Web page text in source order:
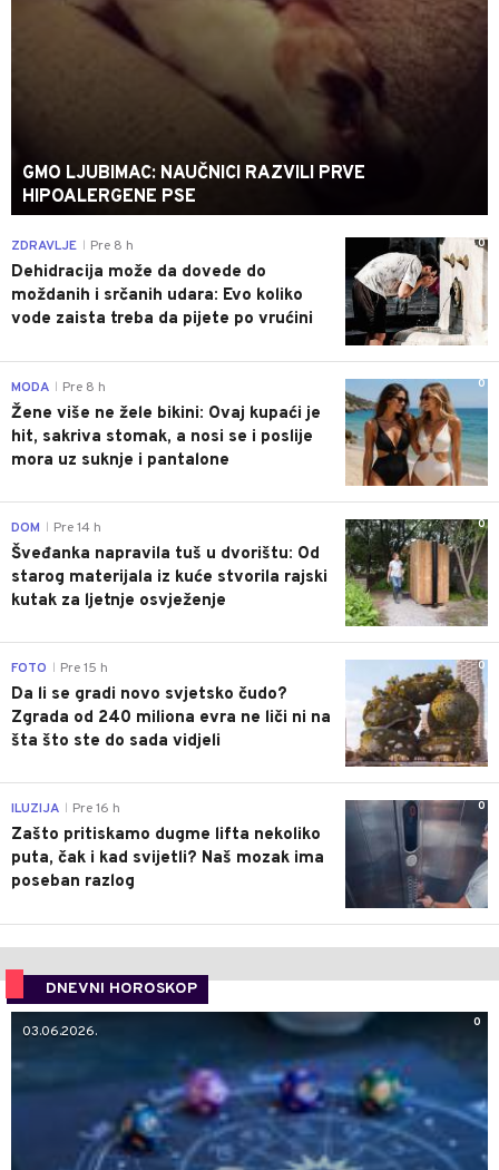
GMO LJUBIMAC: NAUČNICI RAZVILI PRVE
HIPOALERGENE PSE
0
ZDRAVLJE Pre 8 h
Dehidracija može da dovede do
moždanih i srčanih udara: Evo koliko
vode zaista treba da pijete po vrućini
0
MODA Pre 8 h
Žene više ne žele bikini: Ovaj kupaći je
hit, sakriva stomak, a nosi se i poslije
mora uz suknje i pantalone
0
DOM Pre 14 h
Šveđanka napravila tuš u dvorištu: Od
starog materijala iz kuće stvorila rajski
kutak za ljetnje osvježenje
0
FOTO Pre 15 h
Da li se gradi novo svjetsko čudo?
Zgrada od 240 miliona evra ne liči ni na
šta što ste do sada vidjeli
0
ILUZIJA Pre 16 h
Zašto pritiskamo dugme lifta nekoliko
puta, čak i kad svijetli? Naš mozak ima
poseban razlog
DNEVNI HOROSKOP
0
03.06.2026.